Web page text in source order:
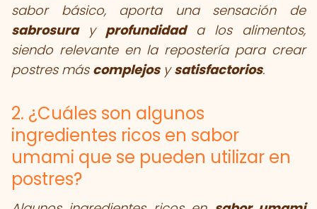
sabor básico, aporta una sensación de
sabrosuray profundidada los alimentos,
siendo relevante en la repostería para crear
postres más complejosysatisfactorios.
2. ¿Cuáles son algunos
ingredientes ricos en sabor
umami que se pueden utilizar en
postres?